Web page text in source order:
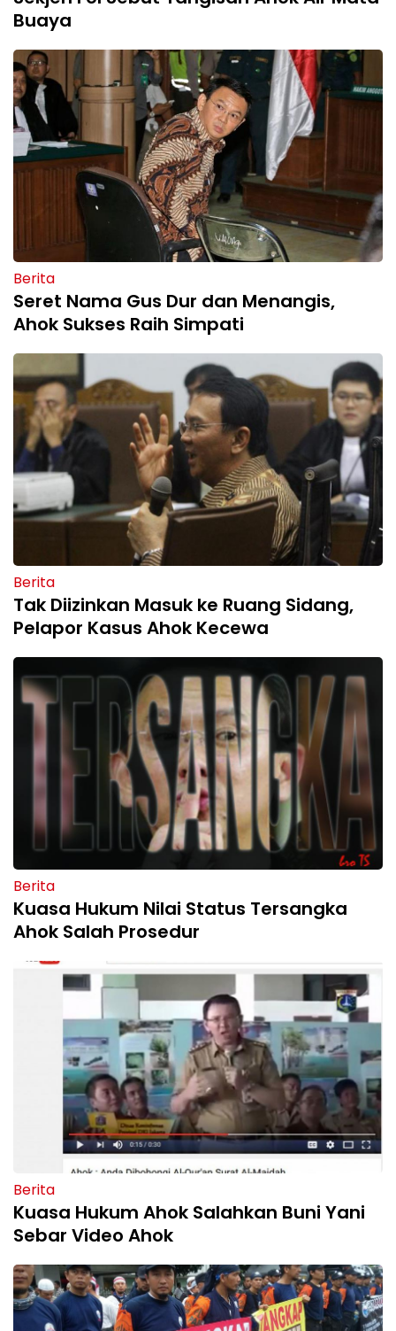
Buaya
Berita
Seret Nama Gus Dur dan Menangis,
Ahok Sukses Raih Simpati
Berita
Tak Diizinkan Masuk ke Ruang Sidang,
Pelapor Kasus Ahok Kecewa
Berita
Kuasa Hukum Nilai Status Tersangka
Ahok Salah Prosedur
Berita
Kuasa Hukum Ahok Salahkan Buni Yani
Sebar Video Ahok